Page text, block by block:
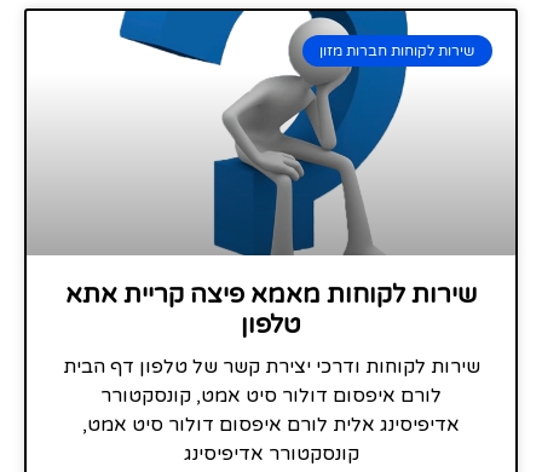
שירות לקוחות חברות מזון
שירות לקוחות מאמא פיצה קריית אתא
טלפון
שירות לקוחות ודרכי יצירת קשר של טלפון דף הבית
לורם איפסום דולור סיט אמט, קונסקטורר
אדיפיסינג אלית לורם איפסום דולור סיט אמט,
קונסקטורר אדיפיסינג